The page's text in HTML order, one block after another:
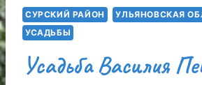
СУРСКИЙ РАЙОН
УЛЬЯНОВСКАЯ
УСАДЬБЫ
Усадьба Василия